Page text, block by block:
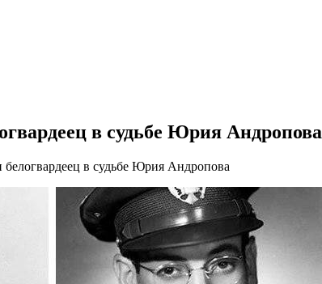
в судьбе Юрия Андропова
в судьбе Юрия Андропова